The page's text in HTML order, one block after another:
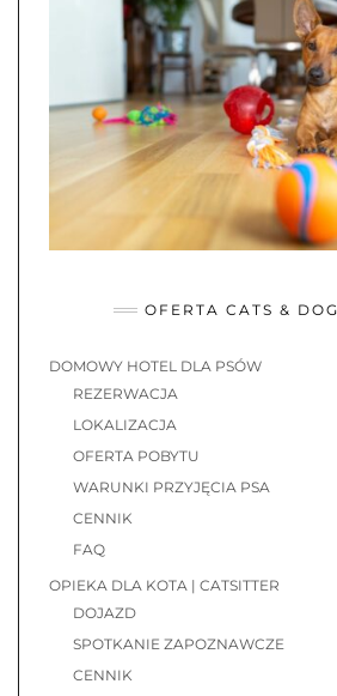
OFERTA CATS &
DOMOWY HOTEL DLA PSÓW
REZERWACJA
LOKALIZACJA
OFERTA POBYTU
WARUNKI PRZYJĘCIA PSA
CENNIK
FAQ
OPIEKA DLA KOTA | CATSITTER
DOJAZD
SPOTKANIE ZAPOZNAWCZE
CENNIK